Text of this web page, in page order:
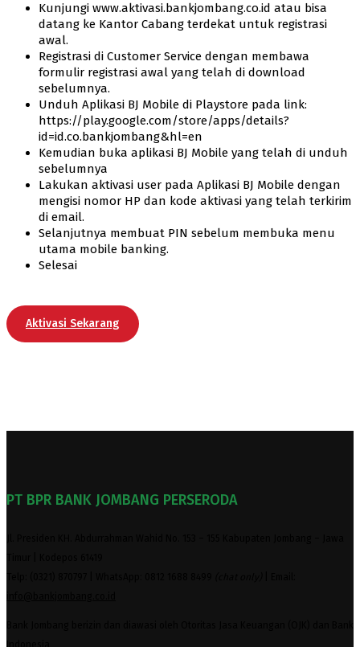
Kunjungi www.aktivasi.bankjombang.co.id atau bisa
datang ke Kantor Cabang terdekat untuk registrasi
awal.
Registrasi di Customer Service dengan membawa
formulir registrasi awal yang telah di download
sebelumnya.
Unduh Aplikasi BJ Mobile di Playstore pada link:
https://play.google.com/store/apps/details?
id=id.co.bankjombang&hl=en
Kemudian buka aplikasi BJ Mobile yang telah di unduh
sebelumnya
Lakukan aktivasi user pada Aplikasi BJ Mobile dengan
mengisi nomor HP dan kode aktivasi yang telah terkirim
di email.
Selanjutnya membuat PIN sebelum membuka menu
utama mobile banking.
Selesai
Aktivasi Sekarang
PT BPR BANK JOMBANG PERSERODA